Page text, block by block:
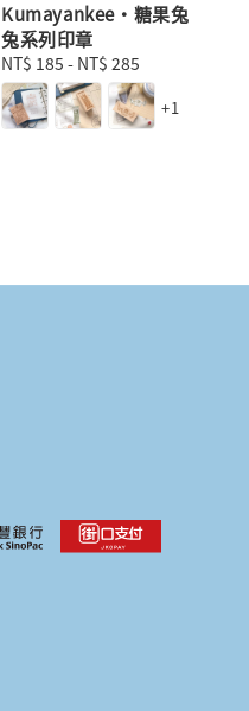
Kumayankee・糖果兔
兔系列印章
Regular
price
NT$ 185 - NT$ 285
+1